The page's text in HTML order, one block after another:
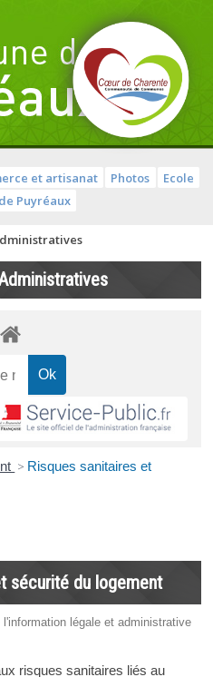
et artisanat Photos
Ecole
Puyréaux
> Risques sanitaires et
sécurité du logement
légale et administrative
risques sanitaires liés au